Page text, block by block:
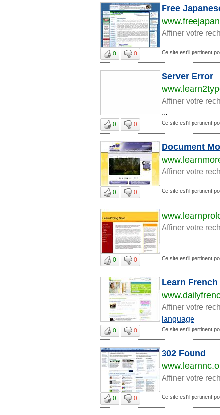
Free
Affiner votre
0 0 Ce site est'il pertinent
Server Error
Affiner votre
...
0 0 Ce site est'il pertinent
Document
Affiner votre
0 0 Ce site est'il pertinent
Affiner votre
0 0 Ce site est'il pertinent
Learn
Affiner votre
language
0 0 Ce site est'il pertinent
302 Found
Affiner votre
0 0 Ce site est'il pertinent